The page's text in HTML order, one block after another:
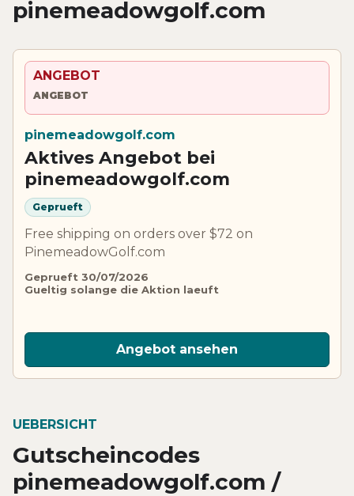
pinemeadowgolf.com
ANGEBOT
ANGEBOT
pinemeadowgolf.com
Aktives Angebot bei
pinemeadowgolf.com
Geprueft
Free shipping on orders over $72 on
PinemeadowGolf.com
Geprueft 30/07/2026
Gueltig solange die Aktion laeuft
Angebot ansehen
UEBERSICHT
Gutscheincodes
pinemeadowgolf.com /